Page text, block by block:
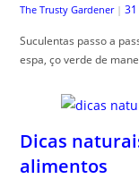
The Trusty Gardener |
Suculentas passo a
espa, ço verde de
Dicas
alimentos